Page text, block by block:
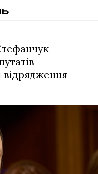
відрядження